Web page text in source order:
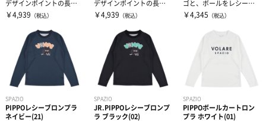
応援グッズ
書籍・DVD
その他グッズ・アクセサリー
インナーパンツ・タイツ
レディスインナー
アミノ酸
ビタミン・ミネラル
ドリンク
補給食
サポーター
ひじ・手首・指用サポーター
大腿・ふくらはぎ用サポーター
腰用サポーター
テーピング
非伸縮テープ
伸縮テープ
アイシンググッズ
トレーニング用品
デザインポイントの長袖
プラクティスシャツで
￥4,939 （税込）
デザインポイントの長袖
プラクティスシャツで
￥4,939 （税込）
ゴと、ボールをレシーブ
するPippoの姿を組み合わ
￥4,345 （税込）
SPAZIO
PIPPOレシーブロンプラ
ネイビー(21)
SPAZIO
JR.PIPPOレシーブロンプ
ラ ブラック(02)
SPAZIO
PIPPOボールカートロン
プラ ホワイト(01)